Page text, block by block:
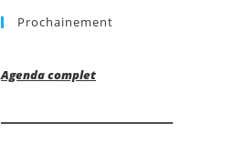
Prochainement
Agenda complet